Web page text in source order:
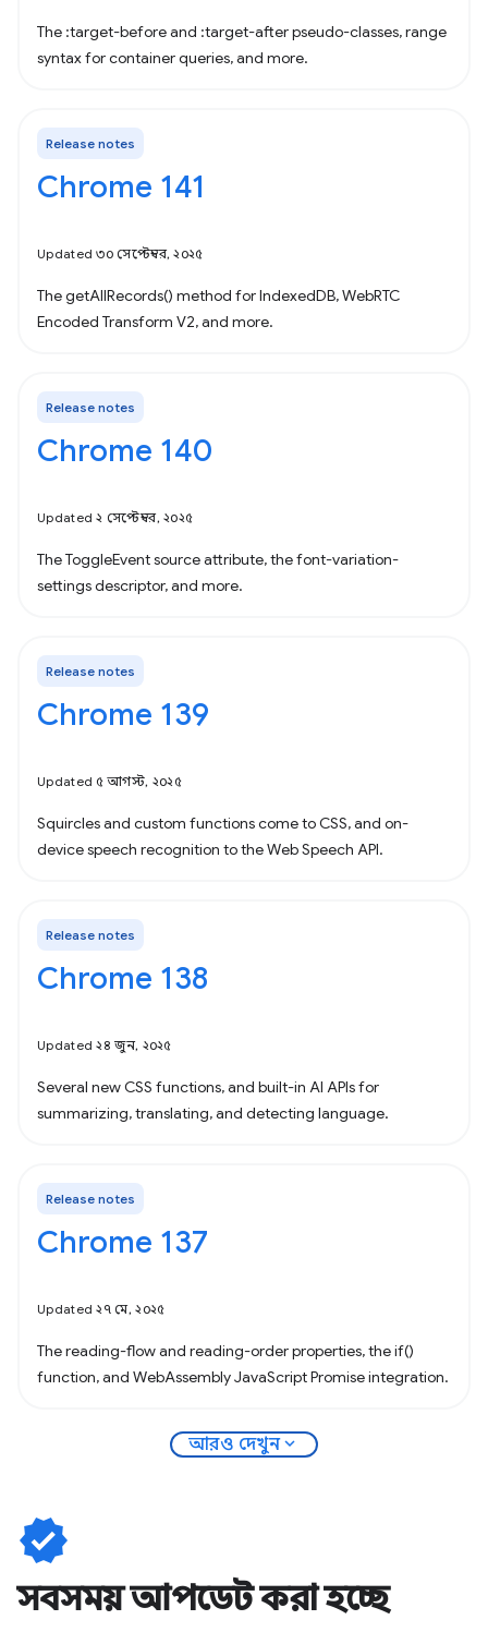
The :target-before and :target-after pseudo-classes, range
syntax for container queries, and more.
Release notes
Chrome 141
Updated ৩০ সেপ্টেম্বর, ২০২৫
The getAllRecords() method for IndexedDB, WebRTC
Encoded Transform V2, and more.
Release notes
Chrome 140
Updated ২ সেপ্টেম্বর, ২০২৫
The ToggleEvent source attribute, the font-variation-
settings descriptor, and more.
Release notes
Chrome 139
Updated ৫ আগস্ট, ২০২৫
Squircles and custom functions come to CSS, and on-
device speech recognition to the Web Speech API.
Release notes
Chrome 138
Updated ২৪ জুন, ২০২৫
Several new CSS functions, and built-in AI APIs for
summarizing, translating, and detecting language.
Release notes
Chrome 137
Updated ২৭ মে, ২০২৫
The reading-flow and reading-order properties, the if()
function, and WebAssembly JavaScript Promise integration.
আরও দেখুনexpand_more
verified
সবসময় আপডেট করা হচ্ছে